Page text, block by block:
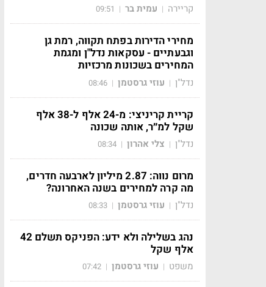
קריירה | עמית בר |
09:51
מחירי הדירות בפתח תקווה, רמת גן
וגבעתיים - עסקאות נדל"ן ומגמת
המחירים בשכונות מרכזיות
נדל"ן | עוזי גרסטמן |
08:46
קריית קריניצי: מ-24 אלף ל-38 אלף
שקל למ״ר, אותה שכונה
נדל"ן | צלי אהרון |
08:34
מרום נווה: 2.87 מיליון לארבעה חדרים,
מה קרה למחירים בשנה האחרונה?
נדל"ן | עוזי גרסטמן |
08:33
נהג בשלילה ולא ידע: הפניקס תשלם 42
אלף שקל
משפט | עוזי גרסטמן |
07:42